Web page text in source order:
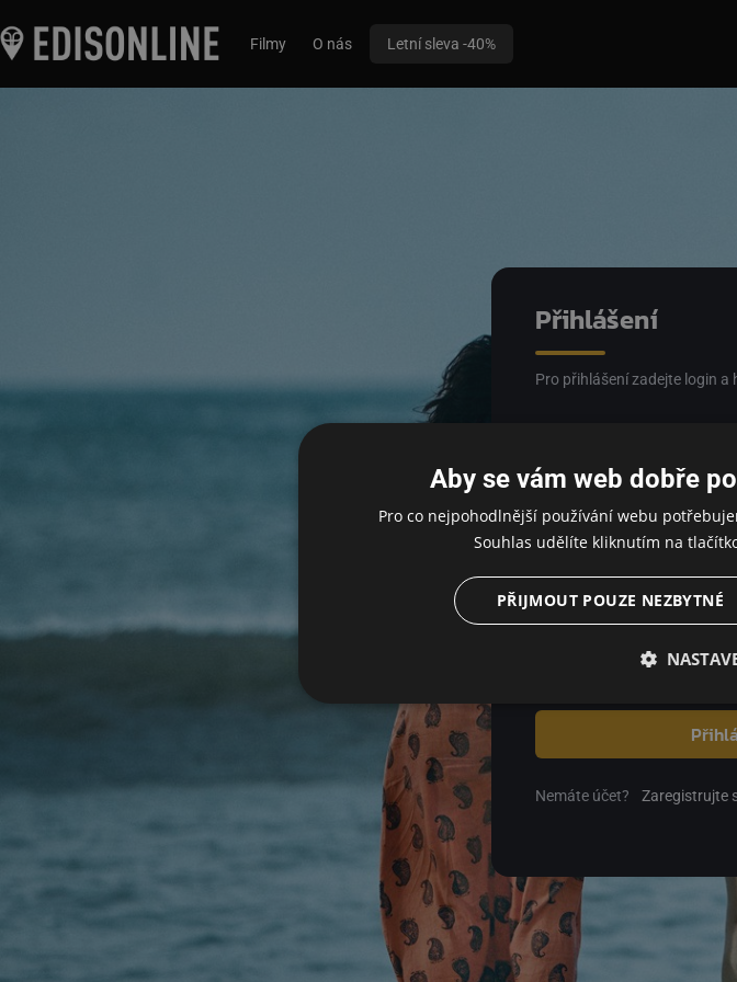
Filmy O nás Letní sleva -40%
Přihlášení
Pro přihlášení zadejte login a
Email
Zapomenuté heslo
Nemáte účet? Zaregistrujte
Aby se vám web dobře
Pro co nejpohodlnější používání webu
Souhlas udělíte kliknutím na
PŘIJMOUT POUZE NEZBYTNÉ